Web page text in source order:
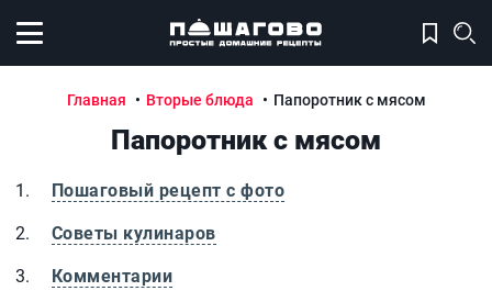
Открыть меню
Главная Вторые блюда Папоротник с мясом
Папоротник с мясом
Пошаговый рецепт с фото
Советы кулинаров
Комментарии